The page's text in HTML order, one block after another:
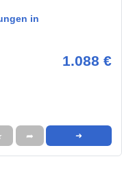
in
1.088 €
➦ ➜